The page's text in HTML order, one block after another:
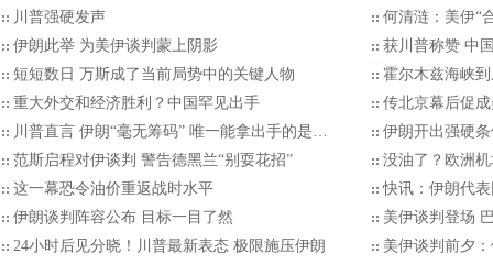
川普强硬发声
何清涟：美伊“
伊朗此举 为美伊谈判蒙上阴影
获川普称赞 中
短短数日 万斯成了当前局势中的关键人物
霍尔木兹海峡
重大外交和经济胜利？中国罕见出手
传北京幕后促
川普直言 伊朗“毫无筹码” 唯一能拿出手的是…
伊朗开出强硬
范斯启程对伊谈判 警告德黑兰“别耍花招”
没油了？欧洲
这一幕恐令油价重返战时水平
快讯：伊朗代
伊朗谈判阵容公布 目标一目了然
美伊谈判登场
24小时后见分晓！川普最新表态 极限施压伊朗
美伊谈判前夕